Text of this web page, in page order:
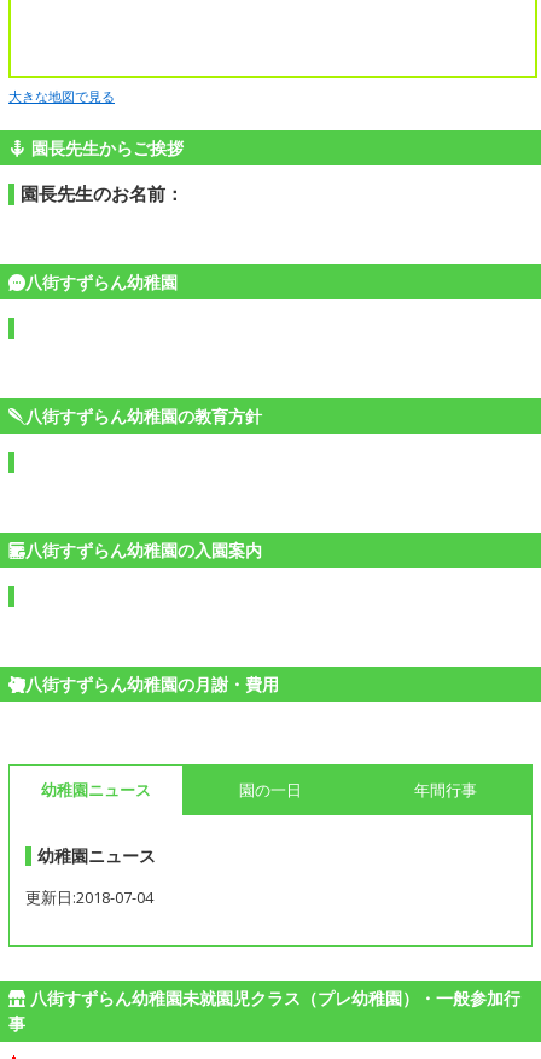
大きな地図で見る
園長先生からご挨拶
園長先生のお名前：
八街すずらん幼稚園
八街すずらん幼稚園の教育方針
八街すずらん幼稚園の入園案内
八街すずらん幼稚園の月謝・費用
幼稚園ニュース 園の一日 年間行事
幼稚園ニュース
更新日:2018-07-04
八街すずらん幼稚園未就園児クラス（プレ幼稚園）・一般参加行
事